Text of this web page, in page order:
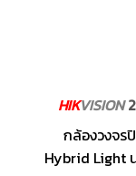
HIKVISION
กล้องวงจร
Hybrid Light